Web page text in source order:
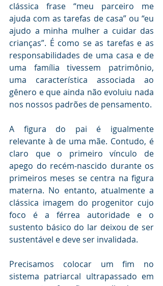
clássica frase “meu parceiro me
ajuda com as tarefas de casa” ou “eu
ajudo a minha mulher a cuidar das
crianças”. É como se as tarefas e as
responsabilidades de uma casa e de
uma família tivessem patrimônio,
uma característica associada ao
gênero e que ainda não evoluiu nada
nos nossos padrões de pensamento.
A figura do pai é igualmente
relevante à de uma mãe. Contudo, é
claro que o primeiro vínculo de
apego do recém-nascido durante os
primeiros meses se centra na figura
materna. No entanto, atualmente a
clássica imagem do progenitor cujo
foco é a férrea autoridade e o
sustento básico do lar deixou de ser
sustentável e deve ser invalidada.
Precisamos colocar um fim no
sistema patriarcal ultrapassado em